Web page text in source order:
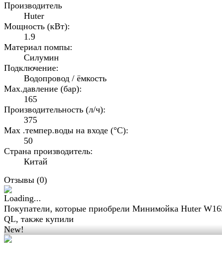
Производитель
Huter
Мощность (кВт):
1.9
Материал помпы:
Силумин
Подключение:
Водопровод / ёмкость
Max.давление (бар):
165
Производительность (л/ч):
375
Max .темпер.воды на входе (°C):
50
Страна производитель:
Китай
Отзывы (0)
Покупатели, которые приобрели Минимойка Huter
QL, также купили
New!